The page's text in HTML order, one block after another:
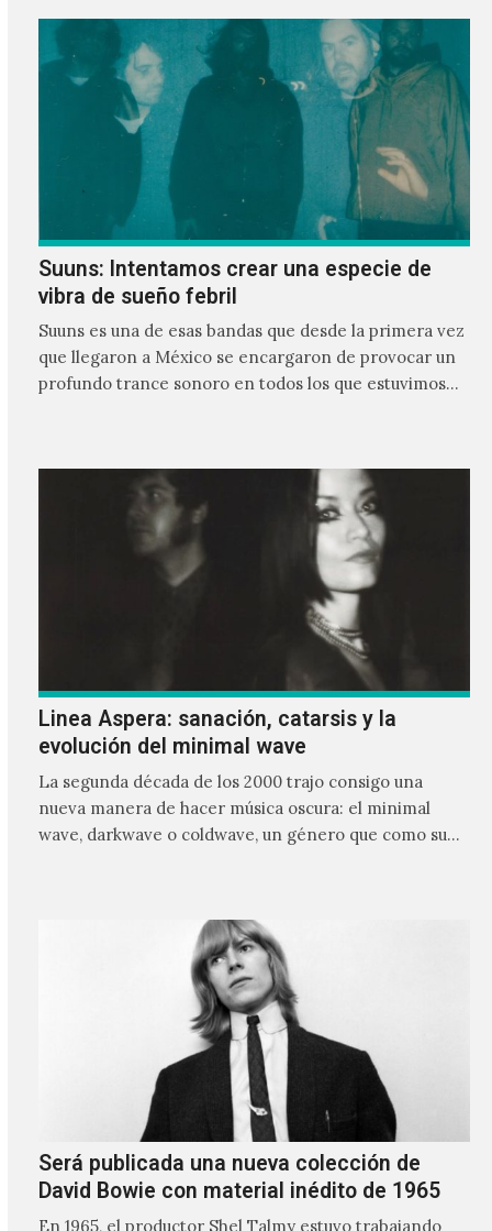
Suuns: Intentamos crear una especie de
vibra de sueño febril
Suuns es una de esas bandas que desde la primera vez
que llegaron a México se encargaron de provocar un
profundo trance sonoro en todos los que estuvimos
Linea Aspera: sanación, catarsis y la
evolución del minimal wave
La segunda década de los 2000 trajo consigo una
nueva manera de hacer música oscura: el minimal
wave, darkwave o coldwave, un género que como su
Será publicada una nueva colección de
David Bowie con material inédito de 1965
En 1965, el productor Shel Talmy estuvo trabajando